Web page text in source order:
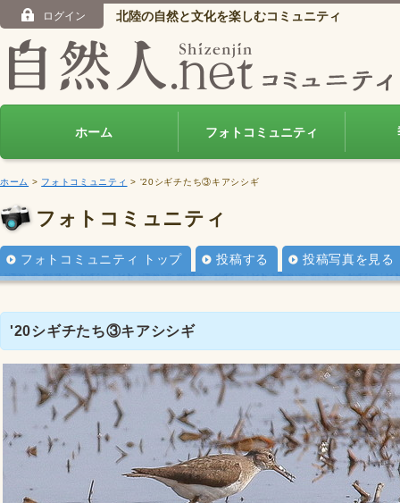
ログイン 北陸の自然と文化を楽しむコミュニティ
ホーム フォトコミュニティ
ホーム > フォトコミュニティ > '20シギチたち③キアシシギ
フォトコミュニティ
フォトコミュニティ トップ 投稿する 投稿写真を見る
'20シギチたち③キアシシギ